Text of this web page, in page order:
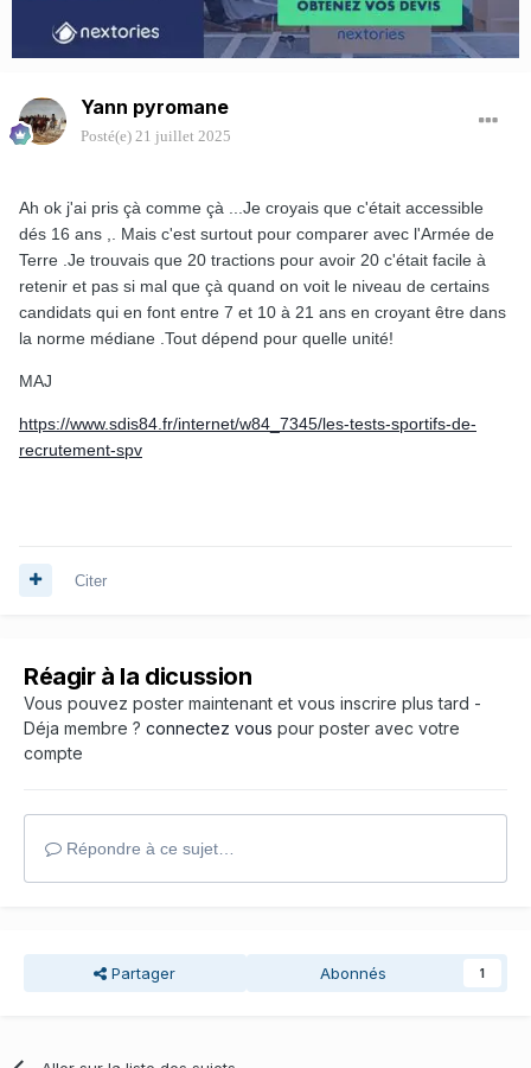
Yann pyromane
Posté(e) 21 juillet 2025
Ah ok j'ai pris çà comme çà ...Je croyais que c'était accessible
dés 16 ans ,. Mais c'est surtout pour comparer avec l'Armée de
Terre .Je trouvais que 20 tractions pour avoir 20 c'était facile à
retenir et pas si mal que çà quand on voit le niveau de certains
candidats qui en font entre 7 et 10 à 21 ans en croyant être dans
la norme médiane .Tout dépend pour quelle unité!
MAJ
https://www.sdis84.fr/internet/w84_7345/les-tests-sportifs-de-
recrutement-spv
Citer
Réagir à la dicussion
Vous pouvez poster maintenant et vous inscrire plus tard -
Déja membre ? connectez vous pour poster avec votre
compte
Répondre à ce sujet…
Partager Abonnés 1